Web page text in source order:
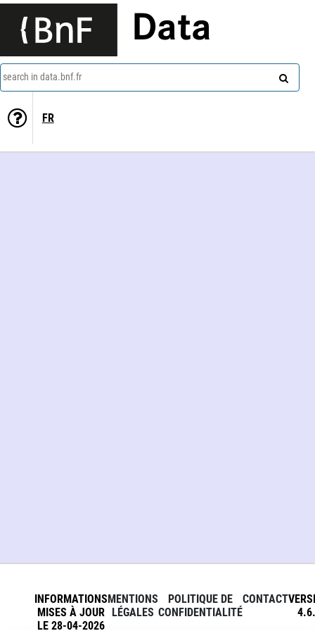
Data
search in data.bnf.fr
FR
INFORMATIONS
MISES À JOUR
LE 28-04-2026
MENTIONS
LÉGALES
POLITIQUE DE
CONFIDENTIALITÉ
CONTACT